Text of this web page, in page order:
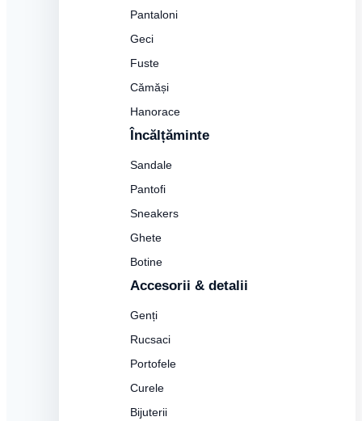
Pantaloni
Geci
Fuste
Cămăși
Hanorace
Încălțăminte
Sandale
Pantofi
Sneakers
Ghete
Botine
Accesorii & detalii
Genți
Rucsaci
Portofele
Curele
Bijuterii